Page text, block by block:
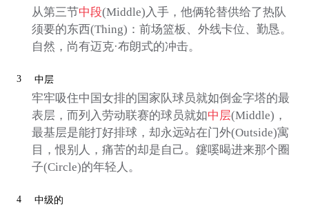
从第三节中段(Middle)入手，他俩轮替供给了热队
须要的东西(Thing)：前场篮板、外线卡位、勤恳。
自然，尚有迈克·布朗式的冲击。
3 中层
牢牢吸住中国女排的国家队球员就如倒金字塔的最
表层，而列入劳动联赛的球员就如中层(Middle)，
最基层是能打好排球，却永远站在门外(Outside)寓
目，恨别人，痛苦的却是自己。鑳嗘暍进来那个圈
子(Circle)的年轻人。
4 中级的